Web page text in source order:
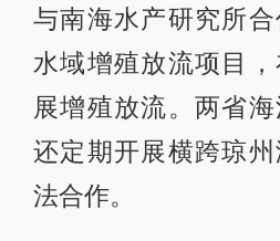
与南海水产研究所
水域增殖放流项目
展增殖放流。两省
还定期开展横跨琼
法合作。